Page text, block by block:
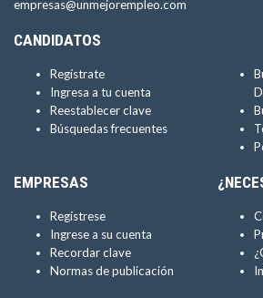
empresas@unmejorempleo.com
CANDIDATOS
Regístrate
Ingresa a tu cuenta
Reestablecer clave
Búsquedas frecuentes
EMPRESAS
Regístrese
Ingrese a su cuenta
Recordar clave
Normas de publicación